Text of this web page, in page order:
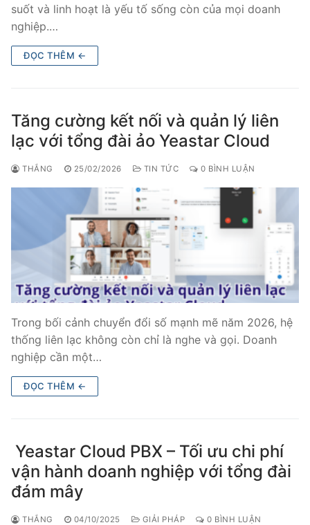
PRI VoIP Gateway TE100
PRI VoIP Gateway TE200
BRI VoIP Gateway
TIN TỨC
suốt và linh hoạt là yếu tố sống còn của mọi doanh
nghiệp.…
ĐỌC THÊM ←
Tăng cường kết nối và quản lý liên
lạc với tổng đài ảo Yeastar Cloud
THẮNG 25/02/2026 TIN TỨC 0 BÌNH LUẬN
Trong bối cảnh chuyển đổi số mạnh mẽ năm 2026, hệ
thống liên lạc không còn chỉ là nghe và gọi. Doanh
nghiệp cần một…
ĐỌC THÊM ←
Yeastar Cloud PBX – Tối ưu chi phí
vận hành doanh nghiệp với tổng đài
đám mây
THẮNG 04/10/2025 GIẢI PHÁP 0 BÌNH LUẬN